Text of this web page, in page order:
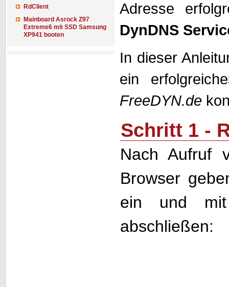
RdClient
Mainboard Asrock Z97
Extreme6 mit SSD Samsung
XP941 booten
Adresse
DynDNS
In dieser
ein
FreeDYN.de
Schritt 1 -
Nach Aufruf
Browser
ein und
abschließen: